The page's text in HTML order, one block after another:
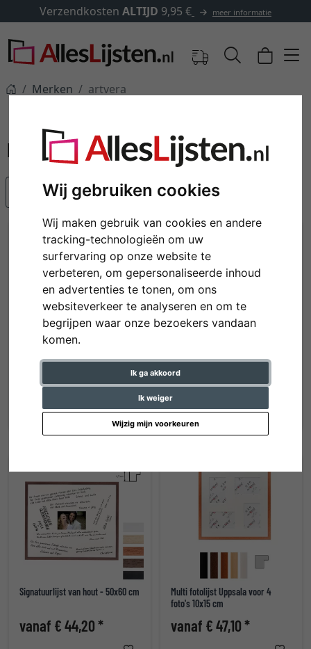
Wij gebruiken cookies
Wij maken gebruik van cookies en andere
tracking-technologieën om uw
surfervaring op onze website te
verbeteren, om gepersonaliseerde inhoud
en advertenties te tonen, om ons
websiteverkeer te analyseren en om te
begrijpen waar onze bezoekers vandaan
komen.
Ik ga akkoord
Ik weiger
Wijzig mijn voorkeuren
ALTIJD9,95 € meer informatie
Merken artvera
Populariteit
Lijst voor 9 directbeelden - Typ
vanaf € 40,60 *
Lijst voor 9 directbeelden - Typ
Instax Wide
vanaf € 40,60 *
Signatuurlijst van hout - 50x60 cm
vanaf € 44,20 *
Multi fotolijst Uppsala voor 4
foto's 10x15 cm
vanaf € 47,10 *